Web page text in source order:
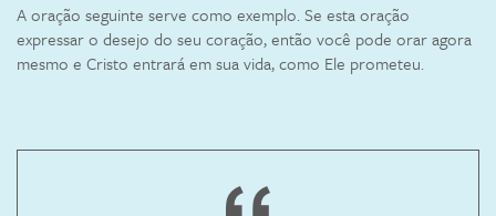
A oração seguinte serve como exemplo. Se esta oração
expressar o desejo do seu coração, então você pode orar agora
mesmo e Cristo entrará em sua vida, como Ele prometeu.